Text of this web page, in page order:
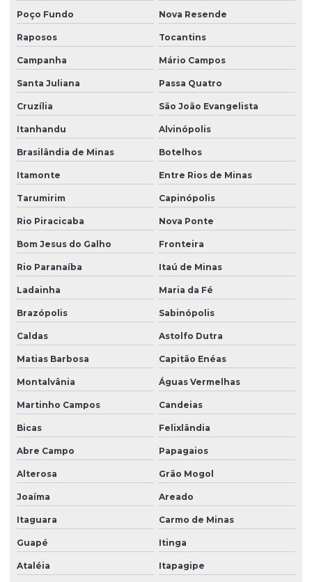
Poço Fundo Nova Resende
Raposos Tocantins
Campanha Mário Campos
Santa Juliana Passa Quatro
Cruzília São João Evangelista
Itanhandu Alvinópolis
Brasilândia de Minas Botelhos
Itamonte Entre Rios de Minas
Tarumirim Capinópolis
Rio Piracicaba Nova Ponte
Bom Jesus do Galho Fronteira
Rio Paranaíba Itaú de Minas
Ladainha Maria da Fé
Brazópolis Sabinópolis
Caldas Astolfo Dutra
Matias Barbosa Capitão Enéas
Montalvânia Águas Vermelhas
Martinho Campos Candeias
Bicas Felixlândia
Abre Campo Papagaios
Alterosa Grão Mogol
Joaíma Areado
Itaguara Carmo de Minas
Guapé Itinga
Ataléia Itapagipe